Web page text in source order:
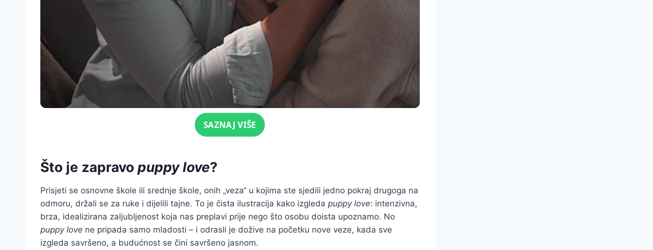
SAZNAJ VIŠE
Što je zapravo puppy love?
Prisjeti se osnovne škole ili srednje škole, onih „veza“ u kojima ste sjedili jedno pokraj drugoga na
odmoru, držali se za ruke i dijelili tajne. To je čista ilustracija kako izgleda puppy love: intenzivna,
brza, idealizirana zaljubljenost koja nas preplavi prije nego što osobu doista upoznamo. No
puppy love ne pripada samo mladosti – i odrasli je dožive na početku nove veze, kada sve
izgleda savršeno, a budućnost se čini savršeno jasnom.